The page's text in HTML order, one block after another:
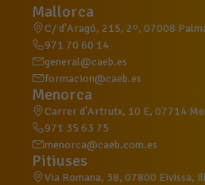
Mallorca
C/ d'Aragó, 215, 2º, 07008
971 70 60 14
general@caeb.es
formacion@caeb.es
Menorca
Carrer d'Artrutx, 10 E, 07714
971 35 63 75
menorca@caeb.com.es
Pitiuses
Via Romana, 38, 07800 Eivissa,